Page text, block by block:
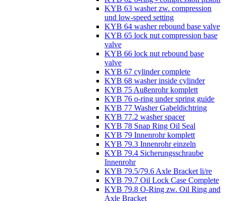
KYB 63 washer zw. compression
und low-speed setting
KYB 64 washer rebound base valve
KYB 65 lock nut compression base
valve
KYB 66 lock nut rebound base
valve
KYB 67 cylinder complete
KYB 68 washer inside cylinder
KYB 75 Außenrohr komplett
KYB 76 o-ring under spring guide
KYB 77 Washer Gabeldichtring
KYB 77.2 washer spacer
KYB 78 Snap Ring Oil Seal
KYB 79 Innenrohr komplett
KYB 79.3 Innenrohr einzeln
KYB 79.4 Sicherungsschraube
Innenrohr
KYB 79.5/79.6 Axle Bracket li/re
KYB 79.7 Oil Lock Case Complete
KYB 79.8 O-Ring zw. Oil Ring and
Axle Bracket